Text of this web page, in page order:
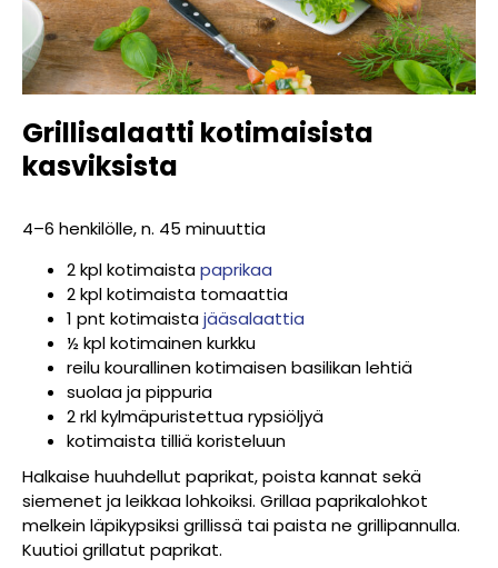
Grillisalaatti kotimaisista
kasviksista
4–6 henkilölle, n. 45 minuuttia
2 kpl kotimaistapaprikaa
2 kpl kotimaista tomaattia
1 pnt kotimaistajääsalaattia
½ kpl kotimainen kurkku
reilu kourallinen kotimaisen basilikan lehtiä
suolaa ja pippuria
2 rkl kylmäpuristettua rypsiöljyä
kotimaista tilliä koristeluun
Halkaise huuhdellut paprikat, poista kannat sekä
siemenet ja leikkaa lohkoiksi. Grillaa paprikalohkot
melkein läpikypsiksi grillissä tai paista ne grillipannulla.
Kuutioi grillatut paprikat.